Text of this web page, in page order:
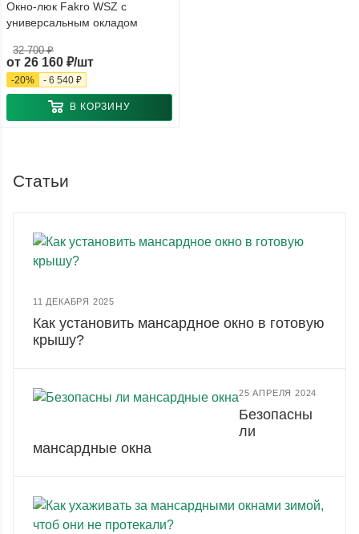
Окно-люк Fakro WSZ с
универсальным окладом
от 26 160 ₽/шт
32 700 ₽
-20% - 6 540 ₽
В КОРЗИНУ
Статьи
11 ДЕКАБРЯ 2025
Как установить мансардное окно в готовую
крышу?
25 АПРЕЛЯ 2024
Безопасны
ли
мансардные окна